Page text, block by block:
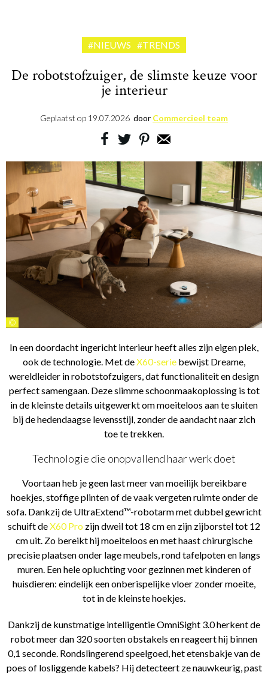
#NIEUWS #TRENDS
De robotstofzuiger, de slimste keuze voor
je interieur
Geplaatst op 19.07.2026 door Commercieel team
©
In een doordacht ingericht interieur heeft alles zijn eigen plek,
ook de technologie. Met deX60-serie bewijst Dreame,
wereldleider in robotstofzuigers, dat functionaliteit en design
perfect samengaan. Deze slimme schoonmaakoplossing is tot
in de kleinste details uitgewerkt om moeiteloos aan te sluiten
bij de hedendaagse levensstijl, zonder de aandacht naar zich
toe te trekken.
Technologie die onopvallend haar werk doet
Voortaan heb je geen last meer van moeilijk bereikbare
hoekjes, stoffige plinten of de vaak vergeten ruimte onder de
sofa. Dankzij de UltraExtend™-robotarm met dubbel gewricht
schuift deX60 Pro zijn dweil tot 18 cm en zijn zijborstel tot 12
cm uit. Zo bereikt hij moeiteloos en met haast chirurgische
precisie plaatsen onder lage meubels, rond tafelpoten en langs
muren. Een hele opluchting voor gezinnen met kinderen of
huisdieren: eindelijk een onberispelijke vloer zonder moeite,
tot in de kleinste hoekjes.
Dankzij de kunstmatige intelligentie OmniSight 3.0 herkent de
robot meer dan 320 soorten obstakels en reageert hij binnen
0,1 seconde. Rondslingerend speelgoed, het etensbakje van de
poes of losliggende kabels? Hij detecteert ze nauwkeurig, past